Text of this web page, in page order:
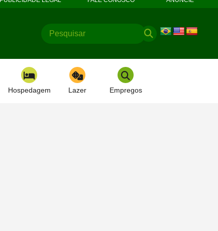
Hospedagem Lazer Empregos